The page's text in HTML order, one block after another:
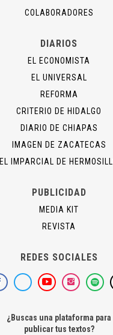
COLABORADORES
DIARIOS
EL ECONOMISTA
EL UNIVERSAL
REFORMA
CRITERIO DE HIDALGO
DIARIO DE CHIAPAS
IMAGEN DE ZACATECAS
EL IMPARCIAL DE
PUBLICIDAD
MEDIA KIT
REVISTA
REDES SOCIALES
¿Buscas una plataforma para
publicar tus textos?